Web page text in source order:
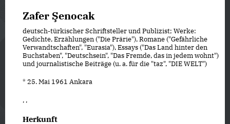
Zafer Şenocak
deutsch-türkischer Schriftsteller und Publizist; Werke:
Gedichte, Erzählungen ("Die Prärie"), Romane ("Gefährliche
Verwandtschaften", "Eurasia"), Essays ("Das Land hinter den
Buchstaben", "Deutschsein", "Das Fremde, das in jedem wohnt")
und journalistische Beiträge (u. a. für die "taz", "DIE WELT")
* 25. Mai 1961 Ankara
, ,
Herkunft